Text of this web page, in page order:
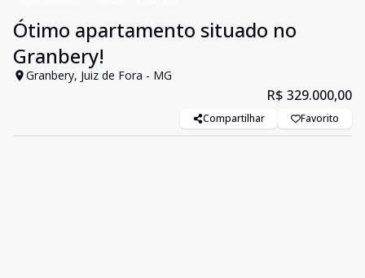
Ótimo apartamento situado no
Granbery!
Granbery, Juiz de Fora - MG
R$ 329.000,00
Compartilhar Favorito